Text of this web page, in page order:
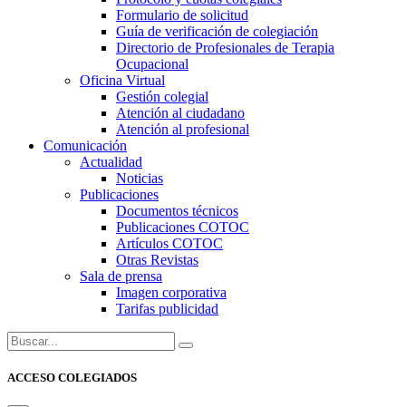
Formulario de solicitud
Guía de verificación de colegiación
Directorio de Profesionales de Terapia
Ocupacional
Oficina Virtual
Gestión colegial
Atención al ciudadano
Atención al profesional
Comunicación
Actualidad
Noticias
Publicaciones
Documentos técnicos
Publicaciones COTOC
Artículos COTOC
Otras Revistas
Sala de prensa
Imagen corporativa
Tarifas publicidad
Buscar:
ACCESO COLEGIADOS